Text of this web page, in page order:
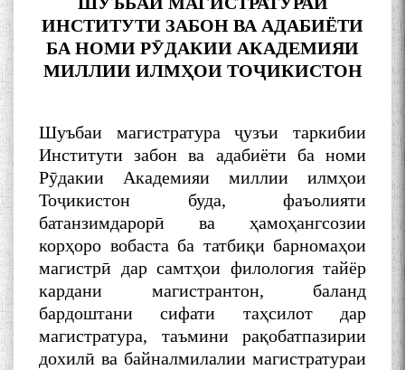
ИНСТИТУТИ ЗАБОН ВА АДАБИЁТИ
БА НОМИ РӮДАКИИ АКАДЕМИЯИ
МИЛЛИИ ИЛМҲОИ ТОҶИКИСТОН
Шуъбаи магистратура ҷузъи таркибии
Институти забон ва адабиёти ба номи
Рӯдакии Академияи миллии илмҳои
Тоҷикистон буда, фаъолияти
батанзимдарорӣ ва ҳамоҳангсозии
корҳоро вобаста ба татбиқи барномаҳои
магистрӣ дар самтҳои филология тайёр
кардани магистрантон, баланд
бардоштани сифати таҳсилот дар
магистратура, таъмини рақобатпазирии
дохилӣ ва байналмилалии магистратураи